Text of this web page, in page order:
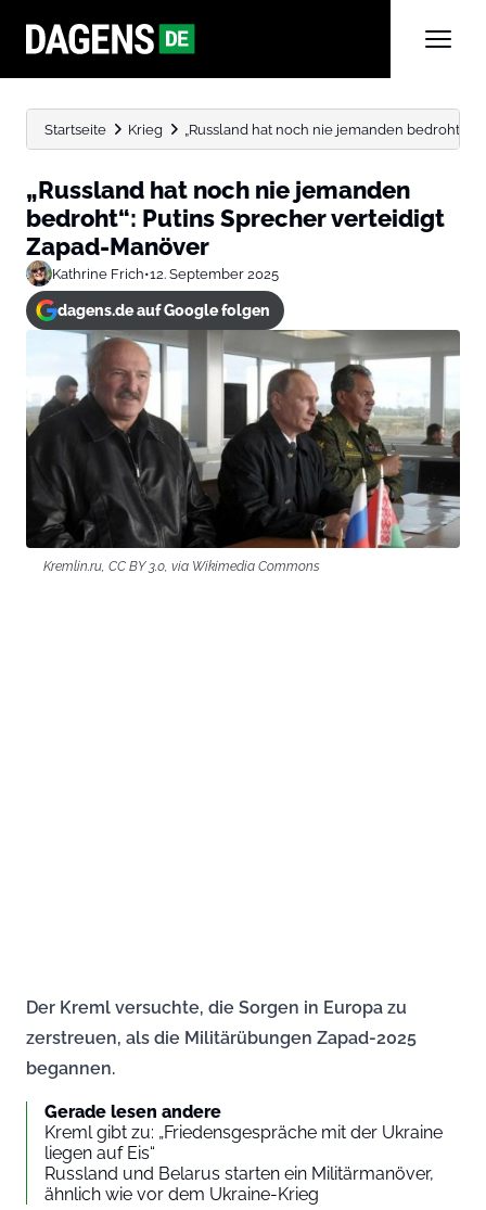
Startseite Krieg „Russland hat noch nie jemanden bedroht“:
„Russland hat noch nie jemanden
bedroht“: Putins Sprecher verteidigt
Zapad-Manöver
Kathrine Frich•12. September 2025
dagens.de auf Google folgen
Kremlin.ru, CC BY 3.0, via Wikimedia Commons
Der Kreml versuchte, die Sorgen in Europa zu
zerstreuen, als die Militärübungen Zapad-2025
begannen.
Gerade lesen andere
Kreml gibt zu: „Friedensgespräche mit der Ukraine
liegen auf Eis“
Russland und Belarus starten ein Militärmanöver,
ähnlich wie vor dem Ukraine-Krieg